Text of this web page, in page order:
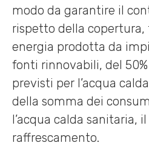
modo da garantire il
rispetto della
energia prodotta da
fonti rinnovabili, del
previsti per l’acqua
della somma dei
l’acqua calda sanitaria,
raffrescamento.